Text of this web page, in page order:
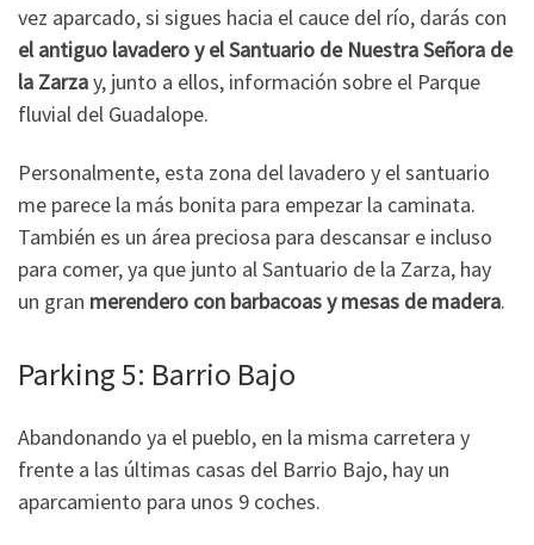
vez aparcado, si sigues hacia el cauce del río, darás con
el antiguo lavadero y el Santuario de Nuestra Señora de
la Zarzay, junto a ellos, información sobre el Parque
fluvial del Guadalope.
Personalmente, esta zona del lavadero y el santuario
me parece la más bonita para empezar la caminata.
También es un área preciosa para descansar e incluso
para comer, ya que junto al Santuario de la Zarza, hay
un gran merendero con barbacoas y mesas de madera.
Parking 5: Barrio Bajo
Abandonando ya el pueblo, en la misma carretera y
frente a las últimas casas del Barrio Bajo, hay un
aparcamiento para unos 9 coches.